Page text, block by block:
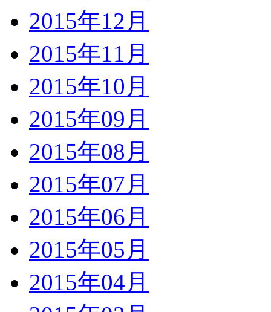
2015年12月
2015年11月
2015年10月
2015年09月
2015年08月
2015年07月
2015年06月
2015年05月
2015年04月